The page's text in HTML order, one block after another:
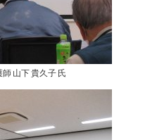
山下 貴久子 氏